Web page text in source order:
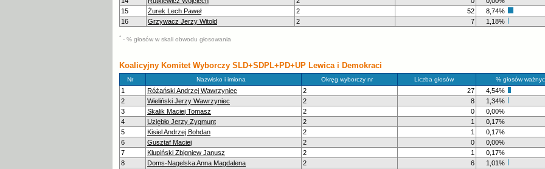
15
Żurek Lech Paweł 2 52
8,74%
16
Grzywacz Jerzy Witold 2 7 1,18%
* - % głosów w skali obwodu głosowania
Koalicyjny Komitet Wyborczy SLD+SDPL+PD+UP Lewica i Demokraci
Nr Nazwisko i imiona Okręg wyborczy nr Liczba głosów % głosów
1 Różański Andrzej Wawrzyniec 2 27
4,54%
2
Wieliński Jerzy Wawrzyniec 2 8
1,34%
3
Skalik Maciej Tomasz 2 0
0,00%
4
Uziębło Jerzy Zygmunt 2 1
0,17%
5
Kisiel Andrzej Bohdan 2 1
0,17%
6
Gusztaf Maciej 2 0
0,00%
7
Klupiński Zbigniew Janusz 2 1
0,17%
8
Doms-Nagelska Anna Magdalena 2 6
1,01%